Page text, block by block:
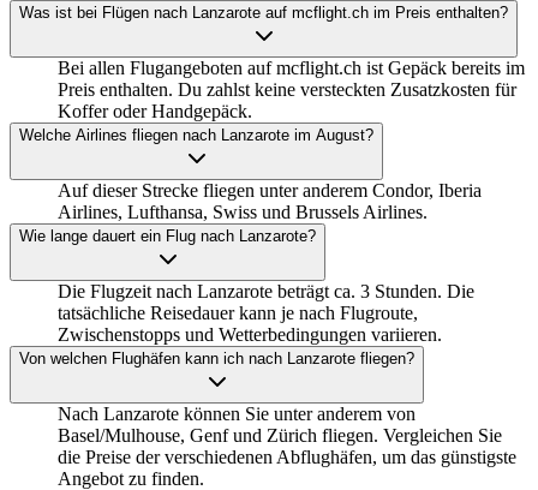
Was ist bei Flügen nach Lanzarote auf mcflight.ch im Preis enthalten?
Bei allen Flugangeboten auf mcflight.ch ist Gepäck bereits im
Preis enthalten. Du zahlst keine versteckten Zusatzkosten für
Koffer oder Handgepäck.
Welche Airlines fliegen nach Lanzarote im August?
Auf dieser Strecke fliegen unter anderem Condor, Iberia
Airlines, Lufthansa, Swiss und Brussels Airlines.
Wie lange dauert ein Flug nach Lanzarote?
Die Flugzeit nach Lanzarote beträgt ca. 3 Stunden. Die
tatsächliche Reisedauer kann je nach Flugroute,
Zwischenstopps und Wetterbedingungen variieren.
Von welchen Flughäfen kann ich nach Lanzarote fliegen?
Nach Lanzarote können Sie unter anderem von
Basel/Mulhouse, Genf und Zürich fliegen. Vergleichen Sie
die Preise der verschiedenen Abflughäfen, um das günstigste
Angebot zu finden.